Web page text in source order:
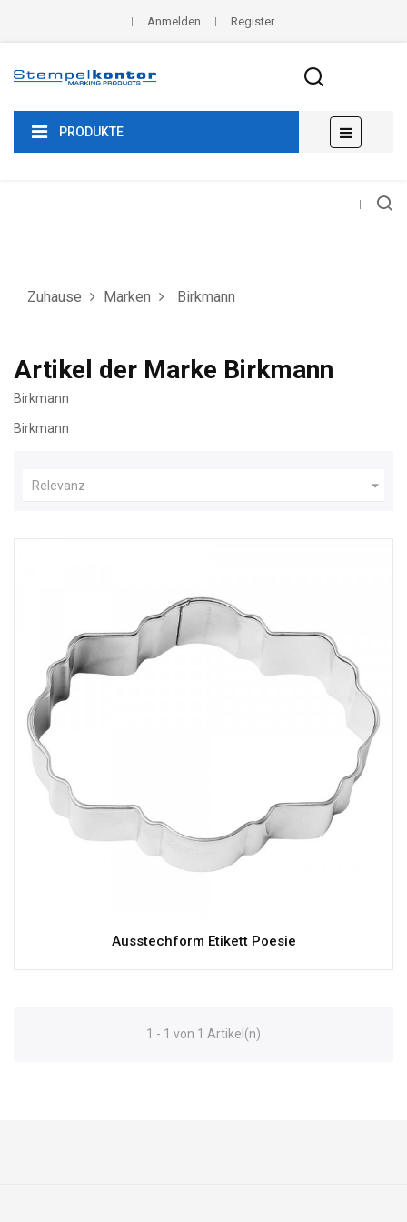
Anmelden Register
PRODUKTE
der
☰
Zuhause Marken Birkmann
Artikel der Marke Birkmann
Birkmann
Birkmann
Relevanz 
Ausstechform Etikett Poesie
1 - 1 von 1 Artikel(n)